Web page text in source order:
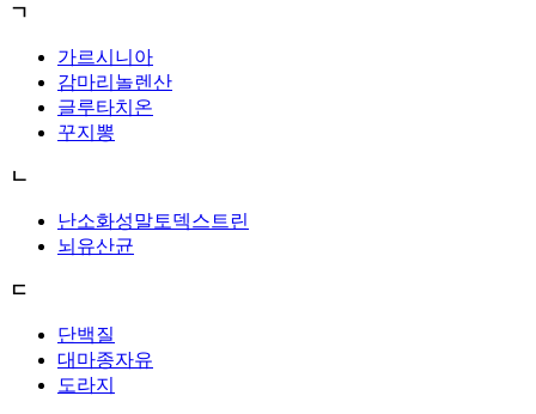
ㄱ
가르시니아
감마리놀렌산
글루타치온
꾸지뽕
ㄴ
난소화성말토덱스트린
뇌유산균
ㄷ
단백질
대마종자유
도라지